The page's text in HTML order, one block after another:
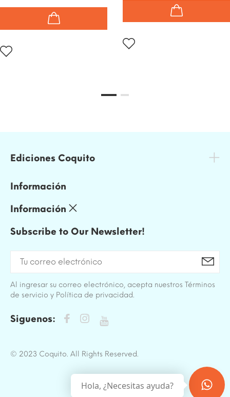
Ediciones Coquito
Información
Información
Subscribe to Our Newsletter!
Al ingresar su correo electrónico, acepta nuestros Términos
de servicio y Política de privacidad.
Siguenos:
© 2023 Coquito. All Rights Reserved.
Hola, ¿Necesitas ayuda?